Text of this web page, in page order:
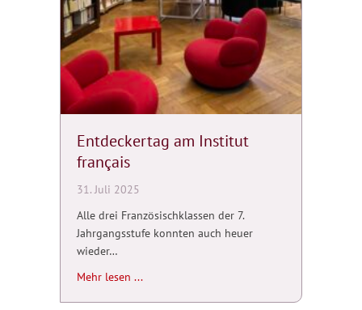
Entdeckertag am Institut
français
31. Juli 2025
Alle drei Französischklassen der 7.
Jahrgangsstufe konnten auch heuer
wieder…
Mehr lesen ...about Entdeckertag am Institut français